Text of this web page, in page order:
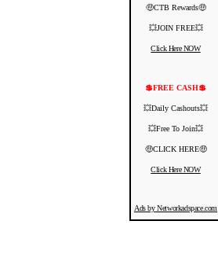
🤑CTB Rewards🤑
💥JOIN FREE💥
Click Here NOW
💲FREE CASH💲
💥Daily Cashouts💥
💥Free To Join💥
🤑CLICK HERE🤑
Click Here NOW
Ads by Networkadspace.com